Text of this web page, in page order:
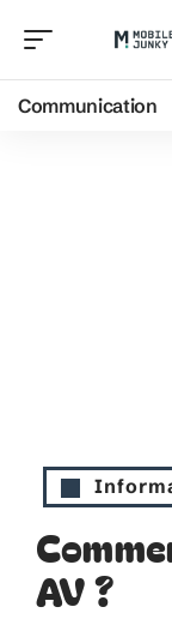
Communication
AV ?